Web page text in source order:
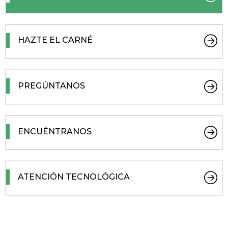
HAZTE EL CARNÉ
PREGÚNTANOS
ENCUÉNTRANOS
ATENCIÓN TECNOLÓGICA